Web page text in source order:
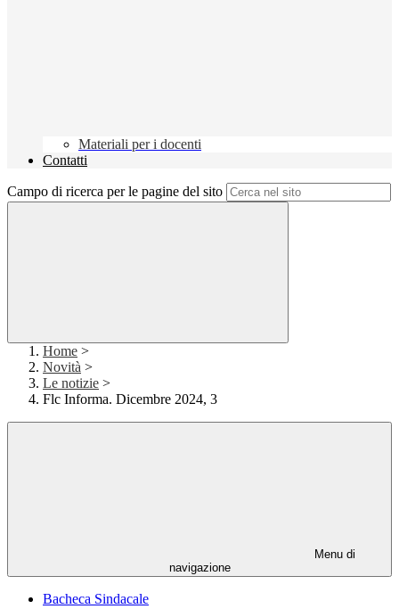
Materiali per i docenti
Contatti
Campo di ricerca per le pagine del sito
Home >
Novità >
Le notizie >
Flc Informa. Dicembre 2024, 3
Menu di
navigazione
Bacheca Sindacale